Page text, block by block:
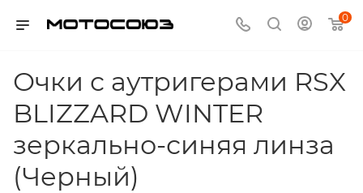
0
Очки с аутригерами RSX
BLIZZARD WINTER
зеркально-синяя линза
(Черный)